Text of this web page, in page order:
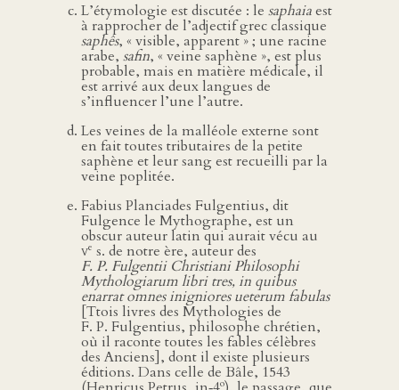
L’étymologie est discutée : le saphaiaest
à rapprocher de l’adjectif grec classique
saphês, « visible, apparent » ; une racine
arabe, safin, « veine saphène », est plus
probable, mais en matière médicale, il
est arrivé aux deux langues de
s’influencer l’une l’autre.
Les veines de la malléole externe sont
en fait toutes tributaires de la petite
saphène et leur sang est recueilli par la
veine poplitée.
Fabius Planciades Fulgentius, dit
Fulgence le Mythographe, est un
obscur auteur latin qui aurait vécu au
ve s. de notre ère, auteur des
F. P. Fulgentii Christiani Philosophi
Mythologiarum libri tres, in quibus
enarrat omnes inigniores ueterum fabulas
[Ttois livres des Mythologies de
F. P. Fulgentius, philosophe chrétien,
où il raconte toutes les fables célèbres
des Anciens], dont il existe plusieurs
éditions. Dans celle de Bâle, 1543
o